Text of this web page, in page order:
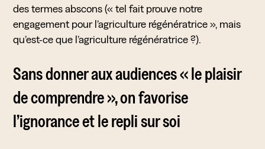
des termes abscons (« tel fait prouve notre
engagement pour l’agriculture régénératrice », mais
qu’est-ce que l’agriculture régénératrice ?).
Sans donner aux audiences « le plaisir
de comprendre », on favorise
l’ignorance et le repli sur soi